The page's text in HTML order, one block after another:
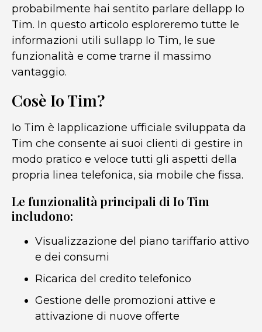
probabilmente hai sentito parlare dellapp Io
Tim. In questo articolo esploreremo tutte le
informazioni utili sullapp Io Tim, le sue
funzionalità e come trarne il massimo
vantaggio.
Cosè Io Tim?
Io Tim è lapplicazione ufficiale sviluppata da
Tim che consente ai suoi clienti di gestire in
modo pratico e veloce tutti gli aspetti della
propria linea telefonica, sia mobile che fissa.
Le funzionalità principali di Io Tim
includono:
Visualizzazione del piano tariffario attivo
e dei consumi
Ricarica del credito telefonico
Gestione delle promozioni attive e
attivazione di nuove offerte